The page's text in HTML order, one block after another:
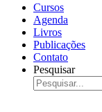
Cursos
Agenda
Livros
Publicações
Contato
Pesquisar